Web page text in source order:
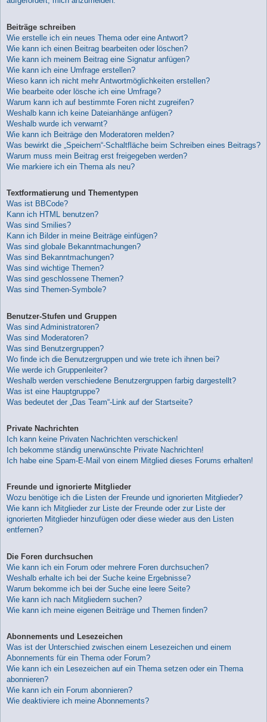
Beiträge schreiben
Wie erstelle ich ein neues Thema oder eine Antwort?
Wie kann ich einen Beitrag bearbeiten oder löschen?
Wie kann ich meinem Beitrag eine Signatur anfügen?
Wie kann ich eine Umfrage erstellen?
Wieso kann ich nicht mehr Antwortmöglichkeiten erstellen?
Wie bearbeite oder lösche ich eine Umfrage?
Warum kann ich auf bestimmte Foren nicht zugreifen?
Weshalb kann ich keine Dateianhänge anfügen?
Weshalb wurde ich verwarnt?
Wie kann ich Beiträge den Moderatoren melden?
Was bewirkt die „Speichern“-Schaltfläche beim Schreiben eines Beitrags?
Warum muss mein Beitrag erst freigegeben werden?
Wie markiere ich ein Thema als neu?
Textformatierung und Thementypen
Was ist BBCode?
Kann ich HTML benutzen?
Was sind Smilies?
Kann ich Bilder in meine Beiträge einfügen?
Was sind globale Bekanntmachungen?
Was sind Bekanntmachungen?
Was sind wichtige Themen?
Was sind geschlossene Themen?
Was sind Themen-Symbole?
Benutzer-Stufen und Gruppen
Was sind Administratoren?
Was sind Moderatoren?
Was sind Benutzergruppen?
Wo finde ich die Benutzergruppen und wie trete ich ihnen bei?
Wie werde ich Gruppenleiter?
Weshalb werden verschiedene Benutzergruppen farbig dargestellt?
Was ist eine Hauptgruppe?
Was bedeutet der „Das Team“-Link auf der Startseite?
Private Nachrichten
Ich kann keine Privaten Nachrichten verschicken!
Ich bekomme ständig unerwünschte Private Nachrichten!
Ich habe eine Spam-E-Mail von einem Mitglied dieses Forums erhalten!
Freunde und ignorierte Mitglieder
Wozu benötige ich die Listen der Freunde und ignorierten Mitglieder?
Wie kann ich Mitglieder zur Liste der Freunde oder zur Liste der
ignorierten Mitglieder hinzufügen oder diese wieder aus den Listen
entfernen?
Die Foren durchsuchen
Wie kann ich ein Forum oder mehrere Foren durchsuchen?
Weshalb erhalte ich bei der Suche keine Ergebnisse?
Warum bekomme ich bei der Suche eine leere Seite?
Wie kann ich nach Mitgliedern suchen?
Wie kann ich meine eigenen Beiträge und Themen finden?
Abonnements und Lesezeichen
Was ist der Unterschied zwischen einem Lesezeichen und einem
Abonnements für ein Thema oder Forum?
Wie kann ich ein Lesezeichen auf ein Thema setzen oder ein Thema
abonnieren?
Wie kann ich ein Forum abonnieren?
Wie deaktiviere ich meine Abonnements?